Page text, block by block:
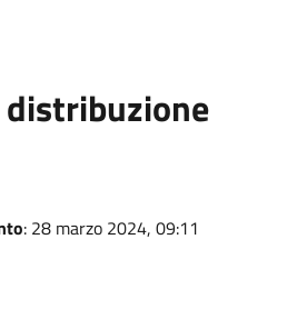
distribuzione
: 28 marzo 2024, 09:11